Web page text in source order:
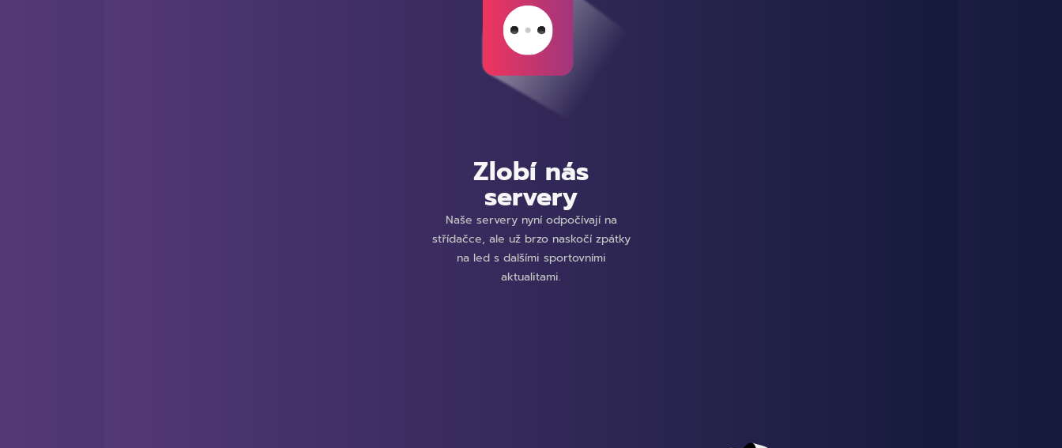
Zlobí nás
servery
Naše servery nyní odpočívají na
střídačce, ale už brzo naskočí zpátky
na led s dalšími sportovními
aktualitami.